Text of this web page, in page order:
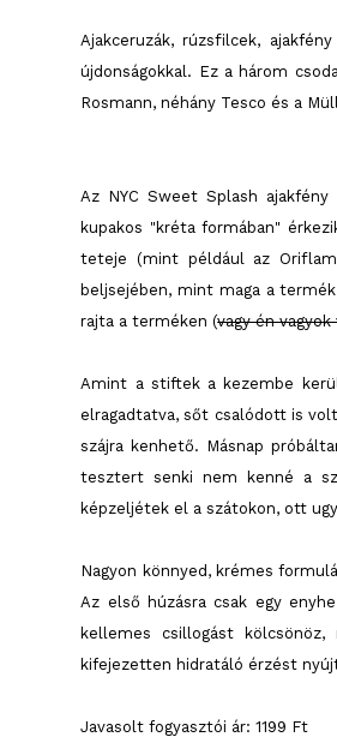
Ajakceruzák, rúzsfilcek,
újdonságokkal. Ez a három
Rosmann, néhány Tesco és a
Az NYC Sweet Splash
kupakos "kréta formában"
teteje (mint például az
beljsejében, mint maga a
rajta a terméken (vagy én vagyok
Amint a stiftek a kezembe
elragadtatva, sőt csalódott is
szájra kenhető. Másnap
tesztert senki nem kenné a
képzeljétek el a szátokon, ott
Nagyon könnyed, krémes
Az első húzásra csak egy
kellemes csillogást
kifejezetten hidratáló érzést
Javasolt fogyasztói ár: 1199 Ft